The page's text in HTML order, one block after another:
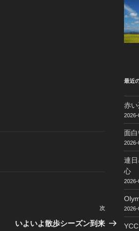
次
の
次
いよいよ散歩シーズン到来
最近
赤
面
連
心